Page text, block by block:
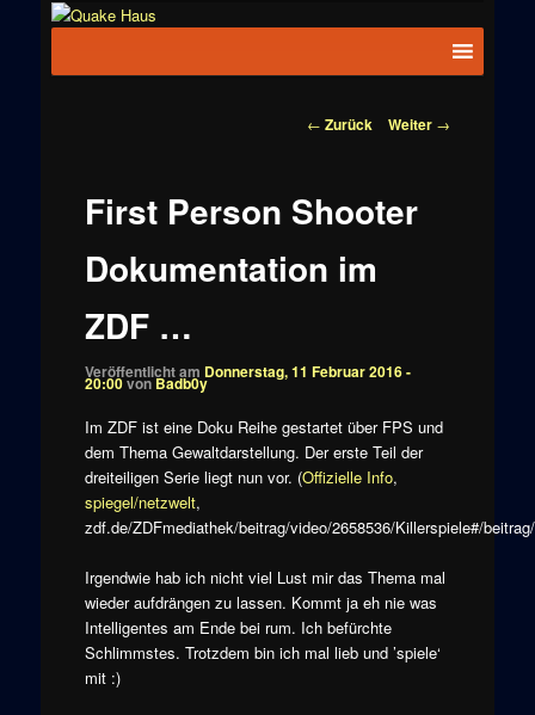
News zu
Beitragsnavigation
← Zurück Weiter →
First Person Shooter
Dokumentation im
ZDF …
Veröffentlicht am Donnerstag, 11 Februar 2016 -
20:00vonBadb0y
Im ZDF ist eine Doku Reihe gestartet über FPS und
dem Thema Gewaltdarstellung. Der erste Teil der
dreiteiligen Serie liegt nun vor. (Offizielle Info,
spiegel/netzwelt,
zdf.de/ZDFmediathek/beitrag/video/2658536/Killerspiele#/
Irgendwie hab ich nicht viel Lust mir das Thema mal
wieder aufdrängen zu lassen. Kommt ja eh nie was
Intelligentes am Ende bei rum. Ich befürchte
Schlimmstes. Trotzdem bin ich mal lieb und ’spiele‘
mit :)